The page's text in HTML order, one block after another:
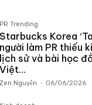
PR Trending
Starbucks Korea
người làm PR thiếu
lịch sử và bài học
Việt...
Zen Nguyễn - 06/06/2026